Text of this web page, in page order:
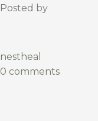
Posted by
nestheal
0 comments